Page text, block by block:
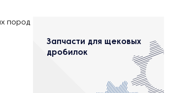
пород
Запчасти для щековых
дробилок